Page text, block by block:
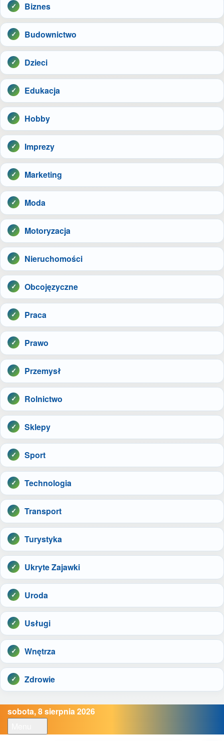
Biznes
Budownictwo
Dzieci
Edukacja
Hobby
Imprezy
Marketing
Moda
Motoryzacja
Nieruchomości
Obcojęzyczne
Praca
Prawo
Przemysł
Rolnictwo
Sklepy
Sport
Technologia
Transport
Turystyka
Ukryte Zajawki
Uroda
Usługi
Wnętrza
Zdrowie
sobota, 8 sierpnia 2026